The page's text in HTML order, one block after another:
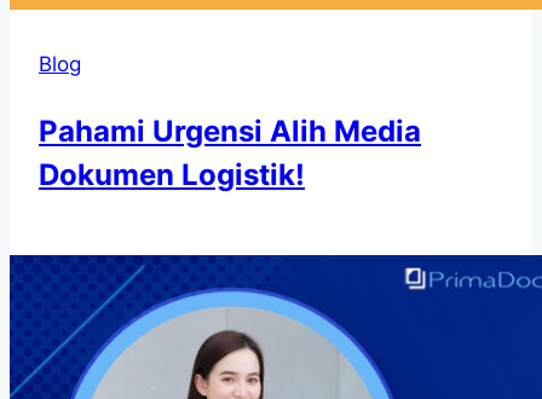
Blog
Pahami Urgensi Alih Media
Dokumen Logistik!